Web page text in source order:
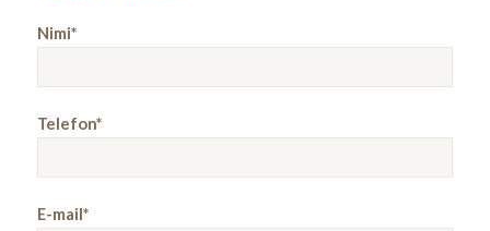
Nimi*
Telefon*
E-mail*